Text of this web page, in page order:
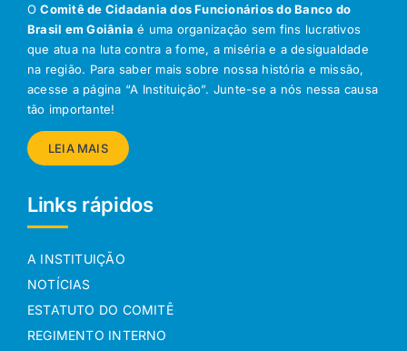
OComitê de Cidadania dos Funcionários do Banco do
Brasil em Goiânia é uma organização sem fins lucrativos
que atua na luta contra a fome, a miséria e a desigualdade
na região. Para saber mais sobre nossa história e missão,
acesse a página “A Instituição”. Junte-se a nós nessa causa
tão importante!
LEIA MAIS
Links rápidos
A INSTITUIÇÃO
NOTÍCIAS
ESTATUTO DO COMITÊ
REGIMENTO INTERNO